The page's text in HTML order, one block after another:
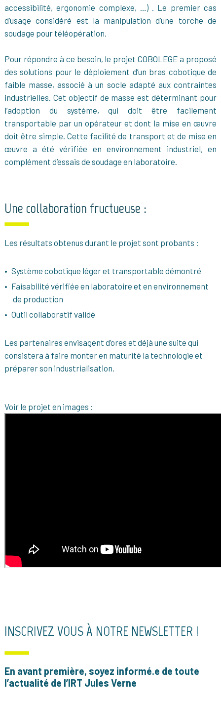
accessibilité, ergonomie complexe, …) . Le premier cas
d’usage considéré est la manipulation d’une torche de
soudage pour téléopération.
Pour répondre à ce besoin, le projet COBOLEGE a proposé
des solutions pour le déploiement d’un bras cobotique de
faible masse, associé à un socle adapté aux contraintes
industrielles. Cet objectif de masse est déterminant pour
l’adoption du système, qui doit être facilement
transportable par un opérateur et dont la mise en œuvre
doit être simple. Cette facilité de transport et de mise en
œuvre a été vérifiée en environnement industriel, en
complément d’essais de soudage en laboratoire.
Une collaboration fructueuse :
Les résultats obtenus durant le projet sont probants :
Système cobotique léger et transportable démontré
Faisabilité vérifiée en laboratoire et en environnement
de production
Outil collaboratif validé
Les partenaires envisagent d’ores et déjà une suite qui
consistera à faire monter en maturité la technologie et
préparer son industrialisation.
Voir le projet en images :
INSCRIVEZ VOUS À NOTRE NEWSLETTER !
En avant première, soyez informé.e de toute
l’actualité de l’IRT Jules Verne